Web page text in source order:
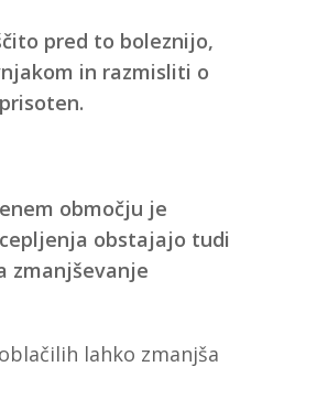
pred to boleznijo,
in razmisliti o
območju je
obstajajo tudi
zmanjševanje
lahko zmanjša